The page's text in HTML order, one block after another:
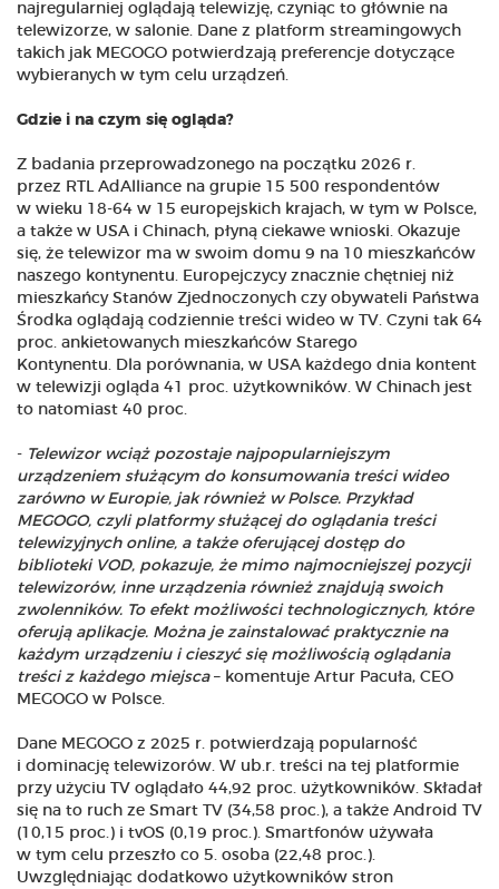
najregularniej oglądają telewizję, czyniąc to głównie na
telewizorze, w salonie. Dane z platform streamingowych
takich jak MEGOGO potwierdzają preferencje dotyczące
wybieranych w tym celu urządzeń.
Gdzie i na czym się ogląda?
Z badania przeprowadzonego na początku 2026 r.
przez RTL AdAlliance na grupie 15 500 respondentów
w wieku 18-64 w 15 europejskich krajach, w tym w Polsce,
a także w USA i Chinach, płyną ciekawe wnioski. Okazuje
się, że telewizor ma w swoim domu 9 na 10 mieszkańców
naszego kontynentu. Europejczycy znacznie chętniej niż
mieszkańcy Stanów Zjednoczonych czy obywateli Państwa
Środka oglądają codziennie treści wideo w TV. Czyni tak 64
proc. ankietowanych mieszkańców Starego
Kontynentu. Dla porównania, w USA każdego dnia kontent
w telewizji ogląda 41 proc. użytkowników. W Chinach jest
to natomiast 40 proc.
- Telewizor wciąż pozostaje najpopularniejszym
urządzeniem służącym do konsumowania treści wideo
zarówno w Europie, jak również w Polsce. Przykład
MEGOGO, czyli platformy służącej do oglądania treści
telewizyjnych online, a także oferującej dostęp do
biblioteki VOD, pokazuje, że mimo najmocniejszej pozycji
telewizorów, inne urządzenia również znajdują swoich
zwolenników. To efekt możliwości technologicznych, które
oferują aplikacje. Można je zainstalować praktycznie na
każdym urządzeniu i cieszyć się możliwością oglądania
treści z każdego miejsca– komentuje Artur Pacuła, CEO
MEGOGO w Polsce.
Dane MEGOGO z 2025 r. potwierdzają popularność
i dominację telewizorów. W ub.r. treści na tej platformie
przy użyciu TV oglądało 44,92 proc. użytkowników. Składał
się na to ruch ze Smart TV (34,58 proc.), a także Android TV
(10,15 proc.) i tvOS (0,19 proc.). Smartfonów używała
w tym celu przeszło co 5. osoba (22,48 proc.).
Uwzględniając dodatkowo użytkowników stron